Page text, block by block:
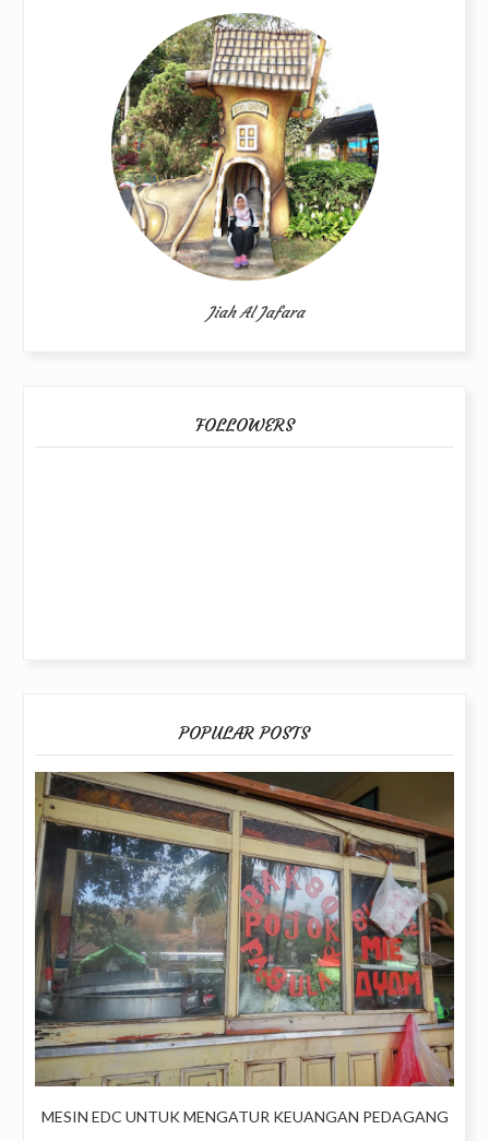
Jiah Al Jafara
FOLLOWERS
POPULAR POSTS
MESIN EDC UNTUK MENGATUR KEUANGAN PEDAGANG